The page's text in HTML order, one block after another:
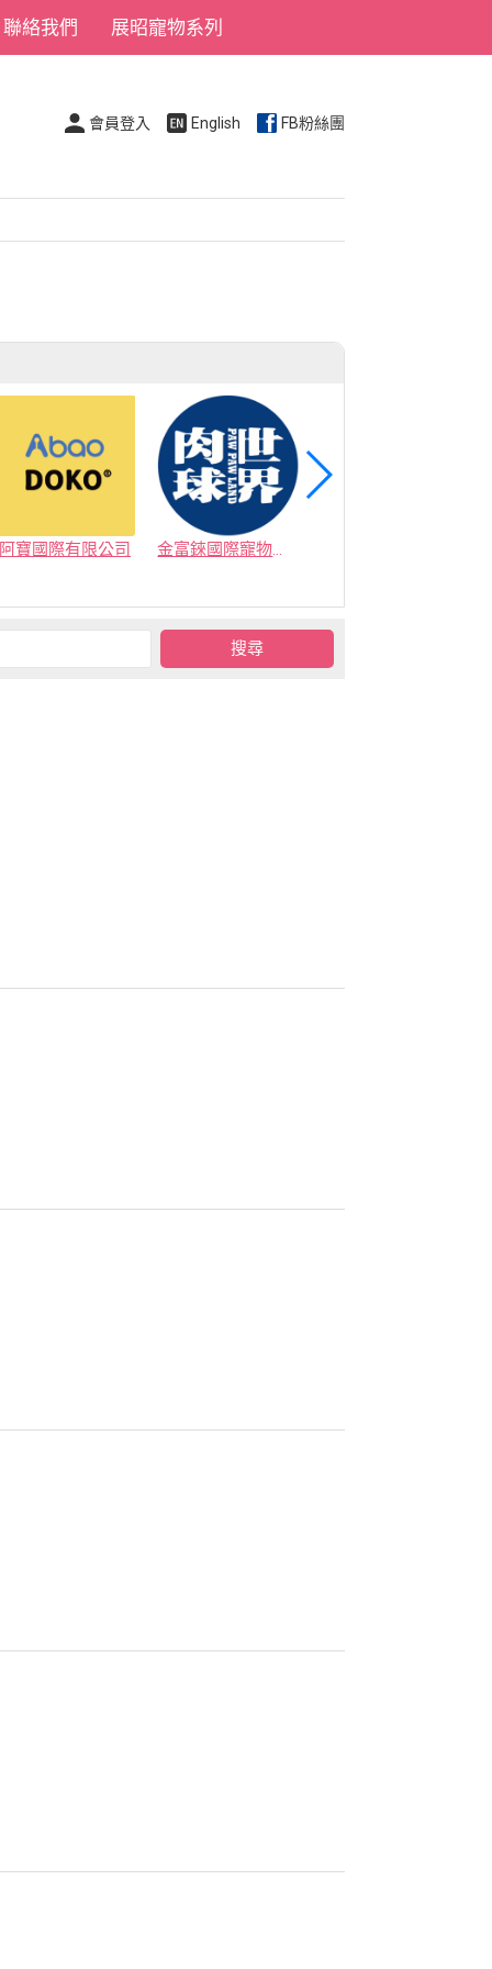
聯絡我們 展昭寵物系列
會員登入 English FB粉絲團
寶國際有限公司 金富錸國際寵物有限公司